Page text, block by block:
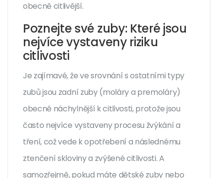
obecně citlivější.
Poznejte své zuby: Které jsou
nejvíce vystaveny riziku
citlivosti
Je zajímavé, že ve srovnání s ostatními typy
zubů jsou zadní zuby (moláry a premoláry)
obecně náchylnější k citlivosti, protože jsou
často nejvíce vystaveny procesu žvýkání a
tření, což vede k opotřebení a následnému
ztenčení skloviny a zvýšené citlivosti. A
samozřejmě, pokud máte dětské zuby nebo